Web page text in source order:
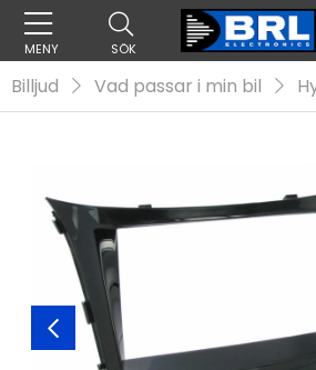
MENY SÖK
Billjud Vad passar i min bil